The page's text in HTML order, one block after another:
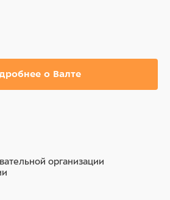
о Валте
организации